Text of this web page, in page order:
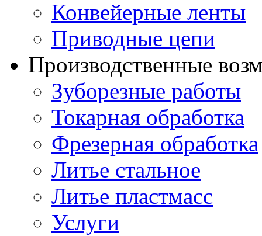
Конвейерные ленты
Приводные цепи
Производственные
Зуборезные работы
Токарная обработка
Фрезерная обработка
Литье стальное
Литье пластмасс
Услуги